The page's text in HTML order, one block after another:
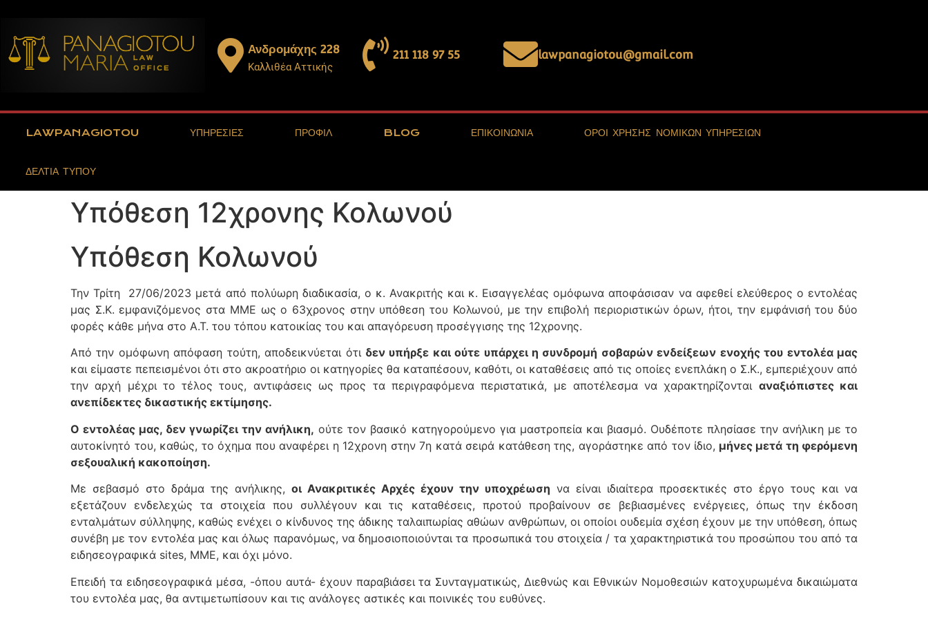
Ανδρομάχης 228
Καλλιθέα Αττικής
211 118 97 55 lawpanagiotou@gmail.com
LAWPANAGIOTOU ΥΠΗΡΕΣΙΕΣ ΠΡΟΦΙΛ BLOG ΕΠΙΚΟΙΝΩΝΙΑ ΟΡΟΙ ΧΡΗΣΗΣ ΝΟΜΙΚΩΝ ΥΠΗΡΕΣΙΩΝ
ΔΕΛΤΙΑ ΤΥΠΟΥ
Υπόθεση 12χρονης Κολωνού
Υπόθεση Κολωνού
Την Τρίτη 27/06/2023 μετά από πολύωρη διαδικασία, ο κ. Ανακριτής και κ. Εισαγγελέας ομόφωνα αποφάσισαν να αφεθεί ελεύθερος ο εντολέας
μας Σ.Κ. εμφανιζόμενος στα ΜΜΕ ως ο 63χρονος στην υπόθεση του Κολωνού, με την επιβολή περιοριστικών όρων, ήτοι, την εμφάνισή του δύο
φορές κάθε μήνα στο Α.Τ. του τόπου κατοικίας του και απαγόρευση προσέγγισης της 12χρονης.
Από την ομόφωνη απόφαση τούτη, αποδεικνύεται ότι δεν υπήρξε και ούτε υπάρχει η συνδρομή σοβαρών ενδείξεων ενοχής του εντολέα μας
και είμαστε πεπεισμένοι ότι στο ακροατήριο οι κατηγορίες θα καταπέσουν, καθότι, οι καταθέσεις από τις οποίες ενεπλάκη ο Σ.Κ., εμπεριέχουν από
την αρχή μέχρι το τέλος τους, αντιφάσεις ως προς τα περιγραφόμενα περιστατικά, με αποτέλεσμα να χαρακτηρίζονται αναξιόπιστες και
ανεπίδεκτες δικαστικής εκτίμησης.
Ο εντολέας μας, δεν γνωρίζει την ανήλικη, ούτε τον βασικό κατηγορούμενο για μαστροπεία και βιασμό. Ουδέποτε πλησίασε την ανήλικη με το
αυτοκίνητό του, καθώς, το όχημα που αναφέρει η 12χρονη στην 7η κατά σειρά κατάθεση της, αγοράστηκε από τον ίδιο, μήνες μετά τη φερόμενη
σεξουαλική κακοποίηση.
Με σεβασμό στο δράμα της ανήλικης, οι Ανακριτικές Αρχές έχουν την υποχρέωση να είναι ιδιαίτερα προσεκτικές στο έργο τους και να
εξετάζουν ενδελεχώς τα στοιχεία που συλλέγουν και τις καταθέσεις, προτού προβαίνουν σε βεβιασμένες ενέργειες, όπως την έκδοση
ενταλμάτων σύλληψης, καθώς ενέχει ο κίνδυνος της άδικης ταλαιπωρίας αθώων ανθρώπων, οι οποίοι ουδεμία σχέση έχουν με την υπόθεση, όπως
συνέβη με τον εντολέα μας και όλως παρανόμως, να δημοσιοποιούνται τα προσωπικά του στοιχεία / τα χαρακτηριστικά του προσώπου του από τα
ειδησεογραφικά sites, ΜΜΕ, και όχι μόνο.
Επειδή τα ειδησεογραφικά μέσα, -όπου αυτά- έχουν παραβιάσει τα Συνταγματικώς, Διεθνώς και Εθνικών Νομοθεσιών κατοχυρωμένα δικαιώματα
του εντολέα μας, θα αντιμετωπίσουν και τις ανάλογες αστικές και ποινικές του ευθύνες.